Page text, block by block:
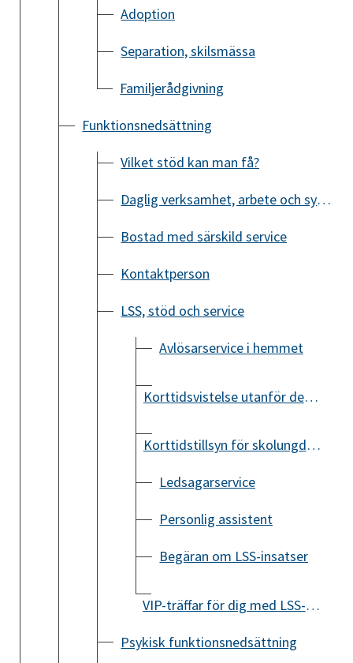
Adoption
Separation, skilsmässa
Familjerådgivning
Funktionsnedsättning
Vilket stöd kan man få?
Daglig verksamhet, arbete och sysselsättning
Bostad med särskild service
Kontaktperson
LSS, stöd och service
Avlösarservice i hemmet
Korttidsvistelse utanför det egna hemmet
Korttidstillsyn för skolungdom över 12 år
Ledsagarservice
Personlig assistent
Begäran om LSS-insatser
VIP-träffar för dig med LSS-insats
Psykisk funktionsnedsättning